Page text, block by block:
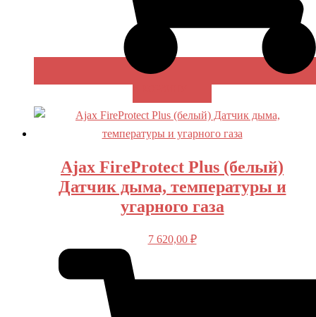
Ajax FireProtect Plus (белый)
Датчик дыма, температуры и
угарного газа
7 620,00 ₽